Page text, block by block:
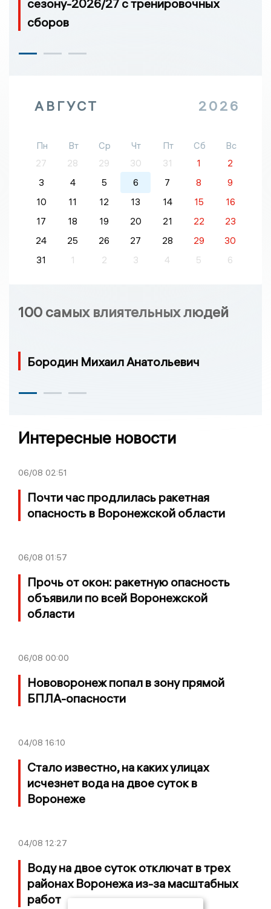
сезону-2026/27 с тренировочных
сборов
АВГУСТ 2026
Пн Вт Ср Чт Пт Сб
Вс
27
28 29 30 31 1
2
3
4 5 6 7 8
9
10
11 12 13 14 15
16
17
18 19 20 21 22
23
24
25 26 27 28 29
30
31
1 2 3 4 5 6
100 самых влиятельных людей
Бородин Михаил Анатольевич
Интересные новости
06/08 02:51
Почти час продлилась ракетная
опасность в Воронежской области
06/08 01:57
Прочь от окон: ракетную опасность
объявили по всей Воронежской
области
06/08 00:00
Нововоронеж попал в зону прямой
БПЛА-опасности
04/08 16:10
Стало известно, на каких улицах
исчезнет вода на двое суток в
Воронеже
04/08 12:27
Воду на двое суток отключат в трех
районах Воронежа из-за масштабных
работ